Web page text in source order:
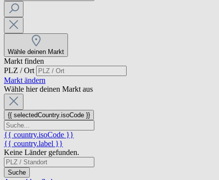
Wähle deinen Markt
Markt finden
PLZ / Ort
Markt ändern
Wähle hier deinen Markt aus
{{ selectedCountry.isoCode }}
{{ country.isoCode }}
{{ country.label }}
Keine Länder gefunden.
Suche